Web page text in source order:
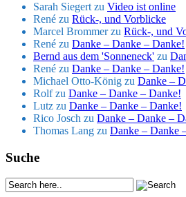
Sarah Siegert zu Video ist online
René zu Rück-, und Vorblicke
Marcel Brommerzu Rück-, und
René zu Danke – Danke – Danke!
Bernd aus dem 'Sonneneck' zu
René zu Danke – Danke – Danke!
Michael Otto-König zu Danke –
Rolfzu Danke – Danke – Danke!
Lutz zu Danke – Danke – Danke!
Rico Josch zu Danke – Danke –
Thomas Lang zu Danke – Danke
Suche